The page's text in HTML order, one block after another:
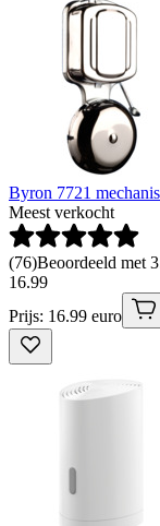
Byron 7721
Meest verkocht
(76)Beoordeeld met
16.99
Prijs: 16.99 euro